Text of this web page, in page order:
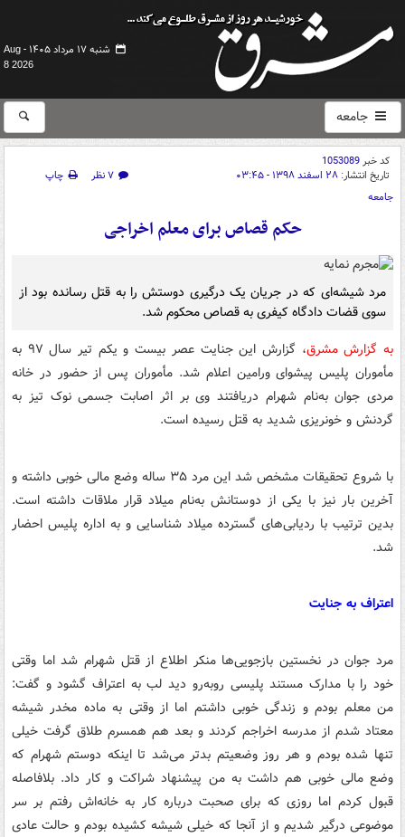
شنبه ۱۷ مرداد ۱۴۰۵ -
Aug
8 2026
جامعه
کد خبر1053089
تاریخ انتشار: ۲۸ اسفند ۱۳۹۸ - ۰۳:۴۵ ۷ نظر
چاپ
جامعه
حکم قصاص برای معلم اخراجی
مرد شیشه‌ای که در جریان یک درگیری دوستش را به قتل رسانده بود از
سوی قضات دادگاه کیفری به قصاص محکوم شد.
به گزارش مشرق
، گزارش این جنایت عصر بیست و یکم تیر سال ۹۷ به
مأموران پلیس پیشوای ورامین اعلام شد. مأموران پس از حضور در خانه
مردی جوان به‌نام شهرام دریافتند وی بر اثر اصابت جسمی نوک تیز به
گردنش و خونریزی شدید به قتل رسیده است.
با شروع تحقیقات مشخص شد این مرد ۳۵ ساله وضع مالی خوبی داشته و
آخرین بار نیز با یکی از دوستانش به‌نام میلاد قرار ملاقات داشته است.
بدین ترتیب با ردیابی‌های گسترده میلاد شناسایی و به اداره پلیس احضار
شد.
اعتراف به جنایت
مرد جوان در نخستین بازجویی‌ها منکر اطلاع از قتل شهرام شد اما وقتی
خود را با مدارک مستند پلیسی روبه‌رو دید لب به اعتراف گشود و گفت:
من معلم بودم و زندگی خوبی داشتم اما از وقتی به ماده مخدر شیشه
معتاد شدم از مدرسه اخراجم کردند و بعد هم همسرم طلاق گرفت خیلی
تنها شده بودم و هر روز وضعیتم بدتر می‌شد تا اینکه دوستم شهرام که
وضع مالی خوبی هم داشت به من پیشنهاد شراکت و کار داد. بلافاصله
قبول کردم اما روزی که برای صحبت درباره کار به خانه‌اش رفتم بر سر
موضوعی درگیر شدیم و از آنجا که خیلی شیشه کشیده بودم و حالت عادی